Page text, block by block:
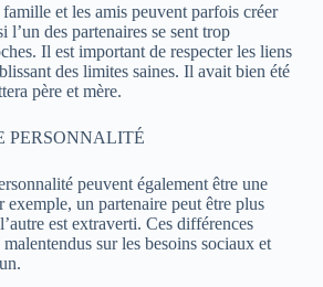
et les amis peuvent parfois créer
l’un des partenaires se sent trop
Il est important de respecter les liens
des limites saines. Il avait bien été
père et mère.
PERSONNALITÉ
peuvent également être une
exemple, un partenaire peut être plus
est extraverti. Ces différences
sur les besoins sociaux et